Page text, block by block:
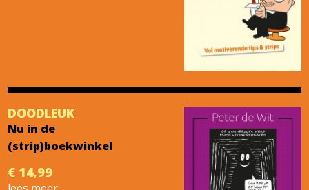
DOODLEUK
Nu in de
(strip)boekwinkel
€ 14,99